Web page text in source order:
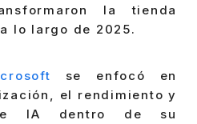
la tienda
a lo largo de 2025.
se enfocó en
el rendimiento y
IA dentro de su